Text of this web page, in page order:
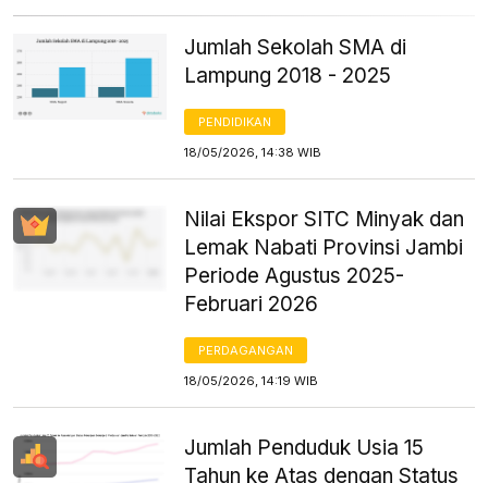
Jumlah Sekolah SMA di
Lampung 2018 - 2025
PENDIDIKAN
18/05/2026, 14:38 WIB
Nilai Ekspor SITC Minyak dan
Lemak Nabati Provinsi Jambi
Periode Agustus 2025-
Februari 2026
PERDAGANGAN
18/05/2026, 14:19 WIB
Jumlah Penduduk Usia 15
Tahun ke Atas dengan Status